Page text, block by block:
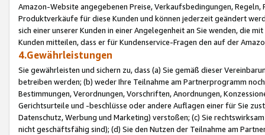
Amazon-Website angegebenen Preise, Verkaufsbedingungen,
Produktverkäufe für diese Kunden und können jederzeit geändert
sich einer unserer Kunden in einer Angelegenheit an Sie wenden, die
Kunden mitteilen, dass er für Kundenservice-Fragen den auf der
4.Gewährleistungen
Sie gewährleisten und sichern zu, dass (a) Sie gemäß dieser
betreiben werden; (b) weder Ihre Teilnahme am Partnerprogramm
Bestimmungen, Verordnungen, Vorschriften, Anordnungen,
Gerichtsurteile und -beschlüsse oder andere Auflagen einer für Sie
Datenschutz, Werbung und Marketing) verstoßen; (c) Sie
nicht geschäftsfähig sind); (d) Sie den Nutzen der Teilnahme am